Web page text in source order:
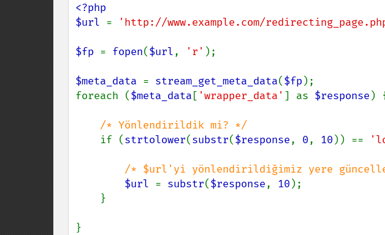
<?php
$url = 'http://www.example.com/
$fp = fopen($url, 'r' );
$meta_data = stream_get_meta_data($fp );
foreach ($meta_data [ 'wrapper_data' ] as $response )
/* Yönlendirildik mi? */
if (strtolower(substr($response, 0, 10 )) ==
/* $url'yi yönlendirildiğimiz yere
$url = substr($response, 10 );
}